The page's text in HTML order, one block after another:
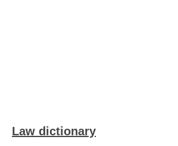
Law dictionary